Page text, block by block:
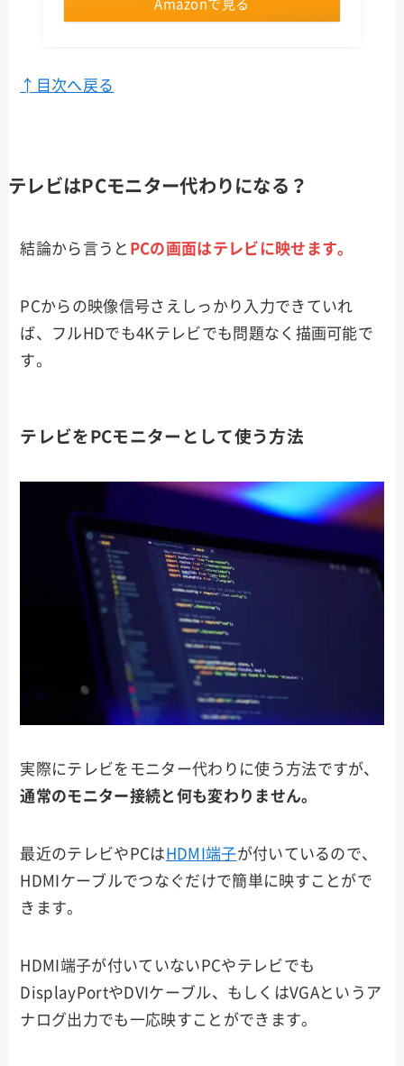
Amazonで見る
↑目次へ戻る
テレビはPCモニター代わりになる？
結論から言うと PCの画面はテレビに映せます。
PCからの映像信号さえしっかり入力できていれ
ば、フルHDでも4Kテレビでも問題なく描画可能で
す。
テレビをPCモニターとして使う方法
実際にテレビをモニター代わりに使う方法ですが、
通常のモニター接続と何も変わりません。
最近のテレビやPCは HDMI端子が付いているので、
HDMIケーブルでつなぐだけで簡単に映すことがで
きます。
HDMI端子が付いていないPCやテレビでも
DisplayPortやDVIケーブル、もしくはVGAというア
ナログ出力でも一応映すことができます。